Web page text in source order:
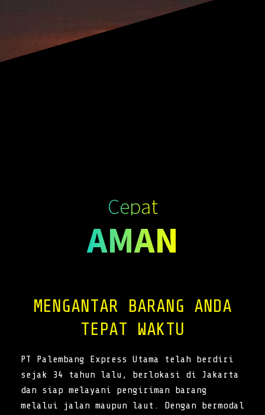
Cepat
AMAN
MENGANTAR BARANG ANDA
TEPAT WAKTU
PT Palembang Express Utama telah berdiri
sejak 34 tahun lalu, berlokasi di Jakarta
dan siap melayani pengiriman barang
melalui jalan maupun laut. Dengan bermodal